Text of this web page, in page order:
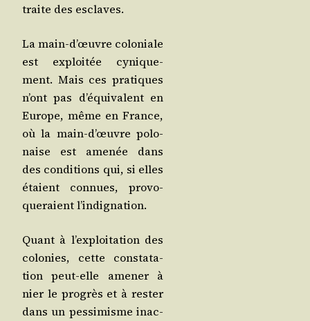
traite des esclaves.
La main-d’œuvre colo­niale
est exploi­tée cyni­que­
ment. Mais ces pra­tiques
n’ont pas d’é­qui­valent en
Europe, même en France,
où la main-d’œuvre polo­
naise est ame­née dans
des condi­tions qui, si elles
étaient connues, pro­vo­
que­raient l’indignation.
Quant à l’ex­ploi­ta­tion des
colo­nies, cette consta­ta­
tion peut-elle ame­ner à
nier le pro­grès et à res­ter
dans un pes­si­misme inac­